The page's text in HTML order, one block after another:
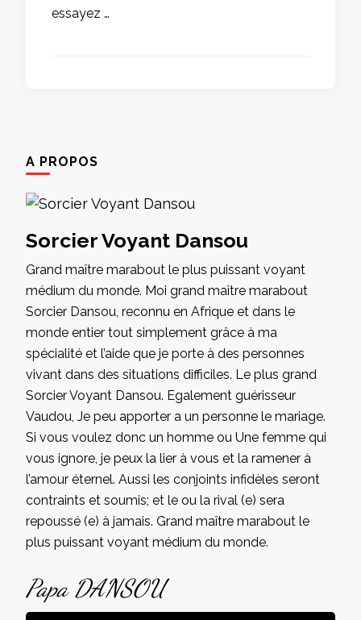
essayez …
A PROPOS
Sorcier Voyant Dansou
Grand maître marabout le plus puissant voyant
médium du monde. Moi grand maître marabout
Sorcier Dansou, reconnu en Afrique et dans le
monde entier tout simplement grâce à ma
spécialité et l’aide que je porte à des personnes
vivant dans des situations difficiles. Le plus grand
Sorcier Voyant Dansou. Egalement guérisseur
Vaudou, Je peu apporter a un personne le mariage.
Si vous voulez donc un homme ou Une femme qui
vous ignore, je peux la lier à vous et la ramener à
l’amour éternel. Aussi les conjoints infidèles seront
contraints et soumis; et le ou la rival (e) sera
repoussé (e) à jamais. Grand maître marabout le
plus puissant voyant médium du monde.
Papa DANSOU